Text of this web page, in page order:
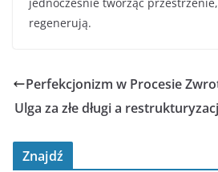
jednocześnie tworząc
regenerują.
Perfekcjonizm w Procesie
Ulga za złe długi a
Znajdź